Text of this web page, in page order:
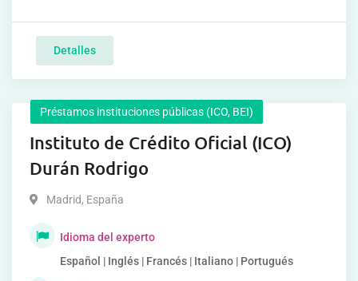
Detalles
Préstamos instituciones públicas (ICO, BEI)
Instituto de Crédito Oficial (ICO)
Durán Rodrigo
Madrid, España
Idioma del experto
Español | Inglés | Francés | Italiano | Portugués